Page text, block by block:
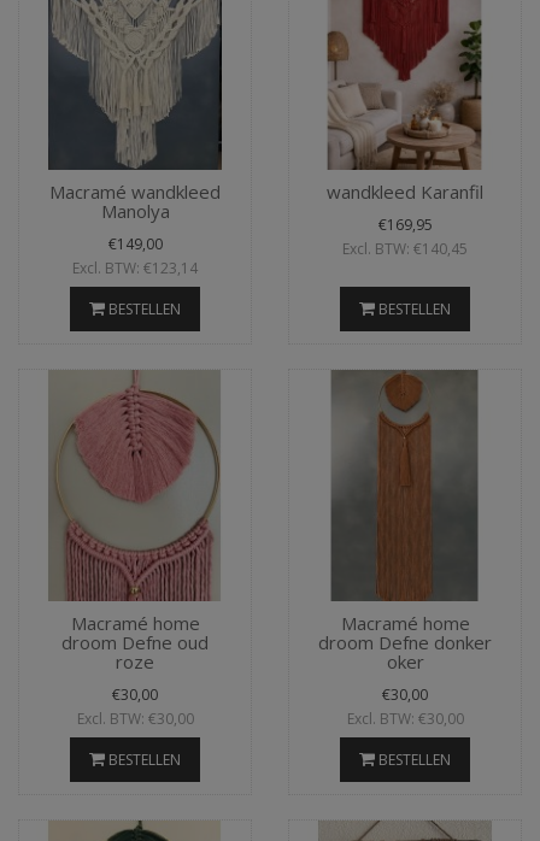
Macramé wandkleed
Manolya
€149,00
Excl. BTW: €123,14
BESTELLEN
wandkleed Karanfil
€169,95
Excl. BTW: €140,45
BESTELLEN
Macramé home
droom Defne oud
roze
€30,00
Excl. BTW: €30,00
BESTELLEN
Macramé home
droom Defne donker
oker
€30,00
Excl. BTW: €30,00
BESTELLEN